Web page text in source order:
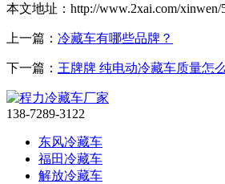
本文地址：http://www.2xai.com/
上一篇： 冷藏车有哪些品牌？
下一篇： 王牌牌 纯电动冷藏车质量怎
138-7289-3122
东风冷藏车
福田冷藏车
解放冷藏车